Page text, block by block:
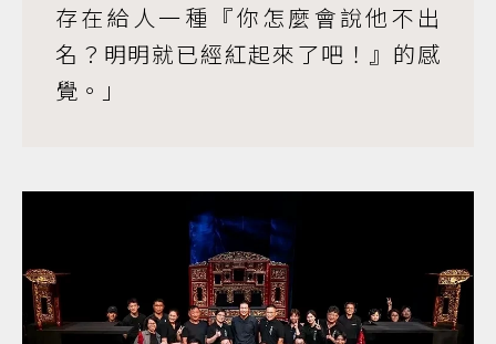
存在給人一種『你怎麼會說他不出
名？明明就已經紅起來了吧！』的感
覺。」